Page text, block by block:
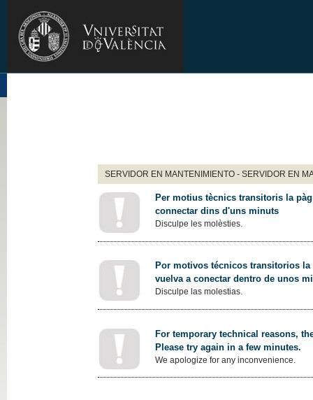
SERVIDOR EN MANTENIMIENTO - SERVIDOR EN
Per motius tècnics transitoris la
connectar dins d'uns minuts
Disculpe les molèsties.
Por motivos técnicos transitorios
vuelva a conectar dentro de unos
Disculpe las molestias.
For temporary technical reasons,
Please try again in a few minutes.
We apologize for any inconvenience.